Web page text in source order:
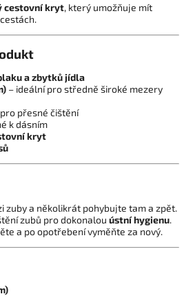
cestovní kryt, který umožňuje mít
a zbytků jídla
– ideální pro středně široké mezery
přesné čištění
k dásním
kryt
zuby a několikrát pohybujte tam a zpět.
zubů pro dokonalou ústní hygienu.
a po opotřebení vyměňte za nový.